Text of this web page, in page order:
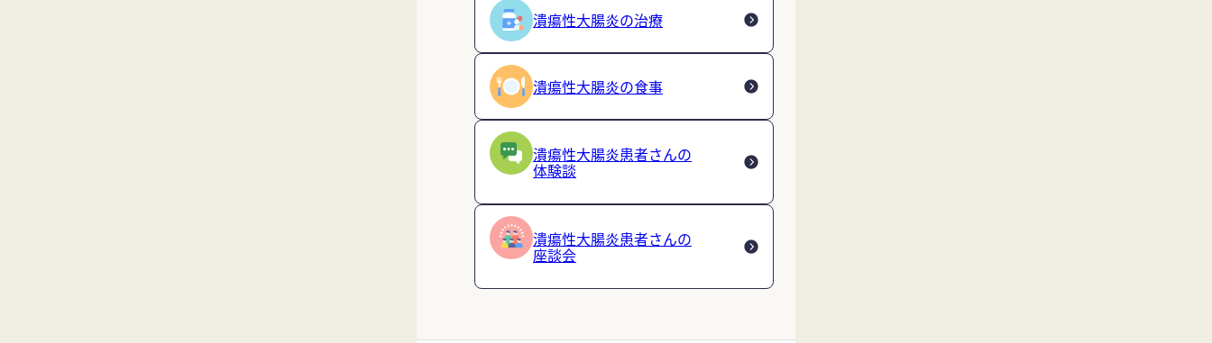
潰瘍性大腸炎の治療
潰瘍性大腸炎の食事
潰瘍性大腸炎患者さんの
体験談
潰瘍性大腸炎患者さんの
座談会